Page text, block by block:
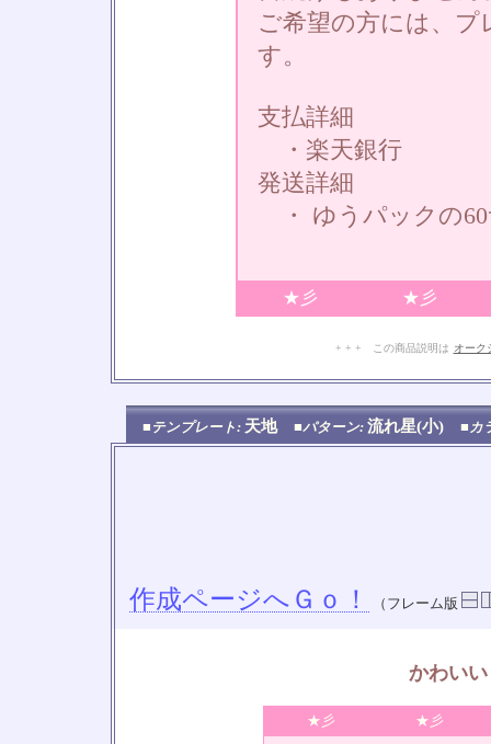
ご希望の方には、
す。
支払詳細
・楽天銀行
発送詳細
・ ゆうパックの
★彡 ★彡
+ + + この商品説明は オーク
■テンプレート: 天地 ■パターン: 流れ星(小) ■カ
作成ページへＧｏ！ （フレーム版
かわい
★彡 ★彡